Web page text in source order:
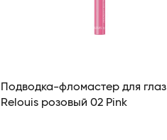
Подводка-фломастер для глаз
Relouis розовый 02 Pink